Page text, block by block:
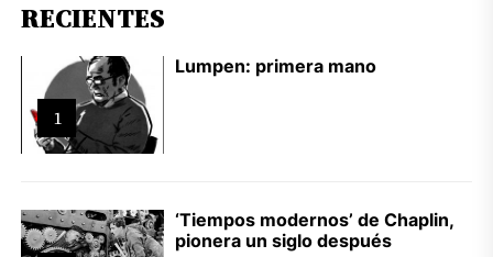
RECIENTES
1
Lumpen: primera mano
‘Tiempos modernos’ de Chaplin,
pionera un siglo después